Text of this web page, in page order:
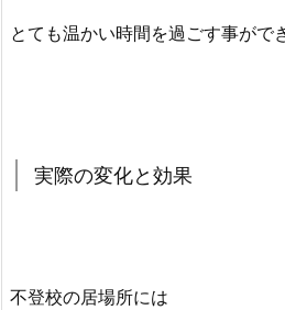
とても温かい時間を過ごす事がで
実際の変化と効果
不登校の居場所には